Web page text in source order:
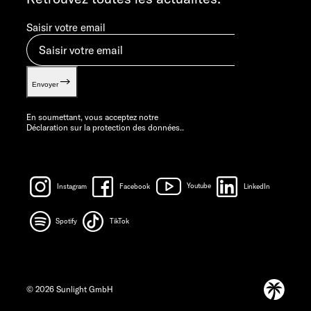
Saisir votre email
Envoyer
En soumettant, vous acceptez notre
Déclaration sur la protection des données..
Instagram Facebook Youtube LinkedIn
Spotify TikTok
© 2026 Sunlight GmbH